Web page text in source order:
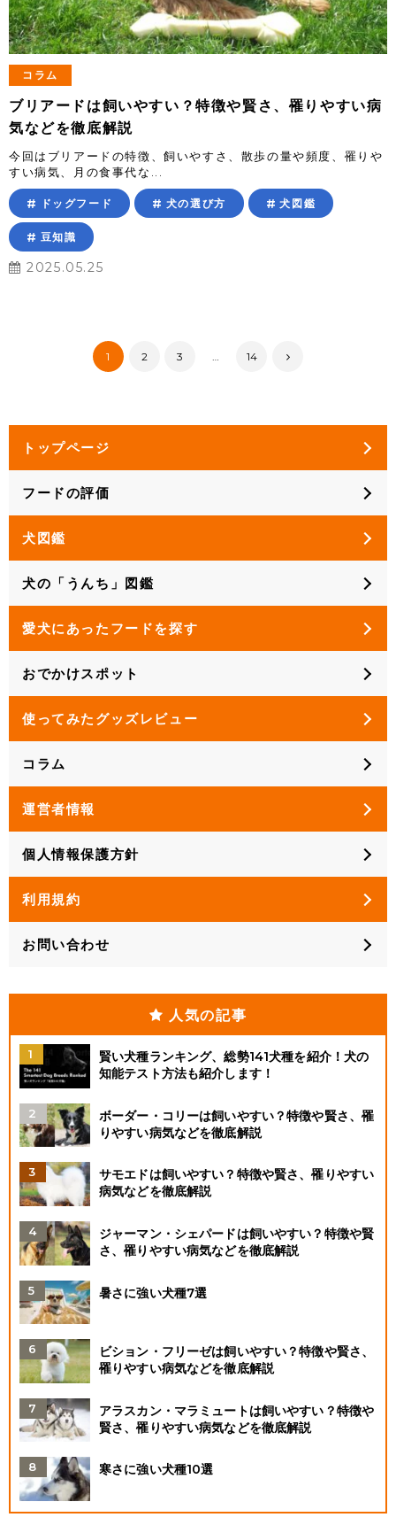
コラム
ブリアードは飼いやすい？特徴や賢さ、罹りやすい病
気などを徹底解説
今回はブリアードの特徴、飼いやすさ、散歩の量や頻度、罹りや
すい病気、月の食事代な...
ドッグフード 犬の選び方 犬図鑑
豆知識
2025.05.25
1 2 3 … 14
トップページ
フードの評価
犬図鑑
犬の「うんち」図鑑
愛犬にあったフードを探す
おでかけスポット
使ってみたグッズレビュー
コラム
運営者情報
個人情報保護方針
利用規約
お問い合わせ
人気の記事
賢い犬種ランキング、総勢141犬種を紹介！犬の
知能テスト方法も紹介します！
ボーダー・コリーは飼いやすい？特徴や賢さ、罹
りやすい病気などを徹底解説
サモエドは飼いやすい？特徴や賢さ、罹りやすい
病気などを徹底解説
ジャーマン・シェパードは飼いやすい？特徴や賢
さ、罹りやすい病気などを徹底解説
暑さに強い犬種7選
ビション・フリーゼは飼いやすい？特徴や賢さ、
罹りやすい病気などを徹底解説
アラスカン・マラミュートは飼いやすい？特徴や
賢さ、罹りやすい病気などを徹底解説
寒さに強い犬種10選